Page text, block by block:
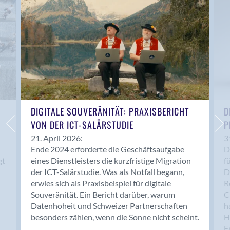
Anwil
Appenzell
Au SG
Baar
Baden
Balsthal
Balzers
Basel
Bassersdorf
Belp
Bendern
Benken (SG)
Bergdietikon
Berlin
Bern
Bern - Liebefeld
DIGITALE SOUVERÄNITÄT: PRAXISBERICHT
VON DER ICT-SALÄRSTUDIE
21. April 2026:
Ende 2024 erforderte die Geschäftsaufgabe
eines Dienstleisters die kurzfristige Migration
der ICT-Salärstudie. Was als Notfall begann,
erwies sich als Praxisbeispiel für digitale
Souveränität. Ein Bericht darüber, warum
Datenhoheit und Schweizer Partnerschaften
besonders zählen, wenn die Sonne nicht scheint.